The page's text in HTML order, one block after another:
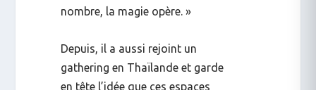
nombre, la magie opère. »
Depuis, il a aussi rejoint un
gathering en Thaïlande et garde
en tête l’idée que ces espaces